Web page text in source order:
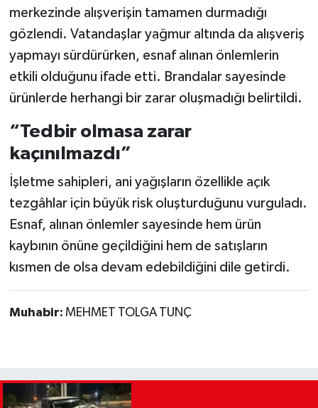
merkezinde alışverişin tamamen durmadığı
gözlendi. Vatandaşlar yağmur altında da alışveriş
yapmayı sürdürürken, esnaf alınan önlemlerin
etkili olduğunu ifade etti. Brandalar sayesinde
ürünlerde herhangi bir zarar oluşmadığı belirtildi.
“Tedbir olmasa zarar
kaçınılmazdı”
İşletme sahipleri, ani yağışların özellikle açık
tezgâhlar için büyük risk oluşturduğunu vurguladı.
Esnaf, alınan önlemler sayesinde hem ürün
kaybının önüne geçildiğini hem de satışların
kısmen de olsa devam edebildiğini dile getirdi.
Muhabir: MEHMET TOLGA TUNÇ